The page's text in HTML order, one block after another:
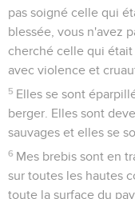
pas soigné celle qui
blessée, vous n'avez
cherché celle qui
avec violence et
5 Elles se sont
berger. Elles sont
sauvages et elles se
6 Mes brebis sont en
sur toutes les hautes
toute la surface du